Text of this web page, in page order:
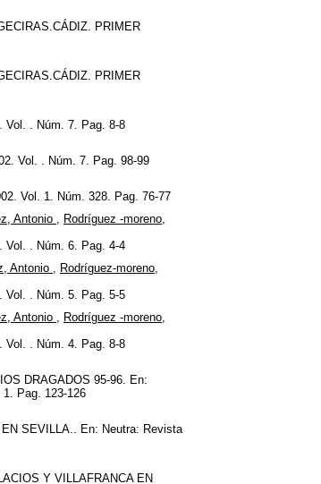
PRIMER
PRIMER
Vol. . Núm. 7. Pag. 8-8
Vol. . Núm. 7. Pag. 98-99
Vol. 1. Núm. 328. Pag. 76-77
Antonio , Rodríguez -moreno,
Vol. . Núm. 6. Pag. 4-4
Antonio , Rodríguez-moreno,
Vol. . Núm. 5. Pag. 5-5
Antonio , Rodríguez -moreno,
Vol. . Núm. 4. Pag. 8-8
DRAGADOS 95-96. En:
Pag. 123-126
SEVILLA.. En: Neutra: Revista
Y VILLAFRANCA EN